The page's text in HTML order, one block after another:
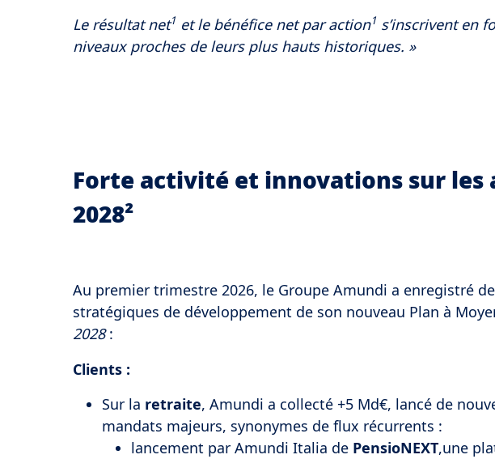
Le résultat net1 et le bénéfice net par action1 s’inscrivent en
niveaux proches de leurs plus hauts historiques. »
Forte activité et innovations sur les
2028²
Au premier trimestre 2026, le Groupe Amundi a enregistré
stratégiques de développement de son nouveau Plan à
2028:
Clients :
Sur la retraite, Amundi a collecté +5 Md€, lancé de
mandats majeurs, synonymes de flux récurrents :
lancement par Amundi Italia de PensioNEXT,une